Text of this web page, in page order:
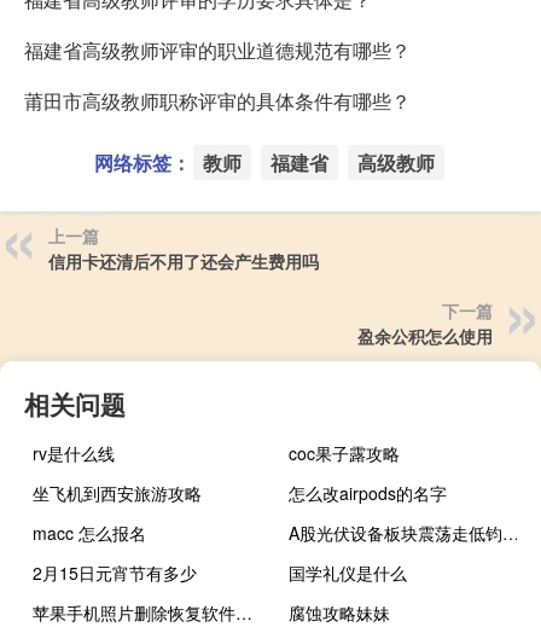
福建省高级教师评审的职业道德规范有哪些？
莆田市高级教师职称评审的具体条件有哪些？
网络标签： 教师 福建省 高级教师
上一篇
信用卡还清后不用了还会产生费用吗
下一篇
盈余公积怎么使用
相关问题
rv是什么线
coc果子露攻略
坐飞机到西安旅游攻略
怎么改airpods的名字
macc 怎么报名
A股光伏设备板块震荡走低钧达股份、欧晶科技、爱旭股份跌超5%锦浪科技、明冠新材、帝科股份、晶澳科技等跌超4%
2月15日元宵节有多少
国学礼仪是什么
苹果手机照片删除恢复软件（苹果手机照片删除如何恢复）
腐蚀攻略妹妹